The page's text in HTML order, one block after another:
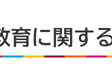
育に関す